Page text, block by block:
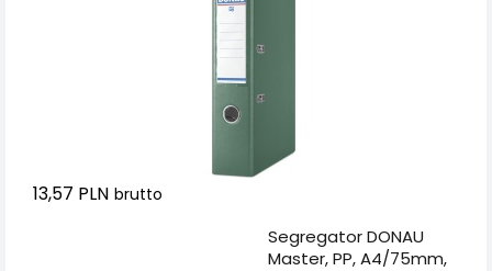
13,57 PLN brutto
Segregator DONAU
Master, PP, A4/75mm,